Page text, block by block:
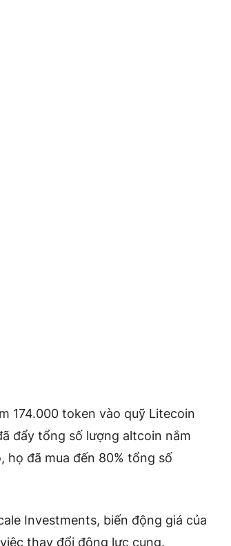
174.000 token vào quỹ Litecoin
đẩy tổng số lượng altcoin nắm
họ đã mua đến 80% tổng số
Investments, biến động giá của
thay đổi động lực cung.